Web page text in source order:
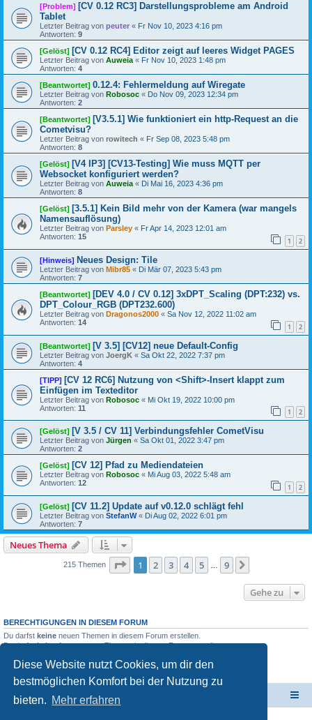
Diese Website nutzt Cookies, um dir den
bestmöglichen Komfort bei der Nutzung zu
bieten. Mehr erfahren
[Problem] [CV 0.12 RC3] Darstellungsprobleme am Android
Tablet
Letzter Beitrag von peuter « Fr Nov 10, 2023 4:16 pm
Antworten: 9
[Gelöst] [CV 0.12 RC4] Editor zeigt auf leeres Widget PAGES
Letzter Beitrag von Auweia« Fr Nov 10, 2023 1:48 pm
Antworten: 4
[Beantwortet] 0.12.4: Fehlermeldung auf Wiregate
Letzter Beitrag von Robosoc « Do Nov 09, 2023 12:34 pm
Antworten: 2
[Beantwortet] [V3.5.1] Wie funktioniert ein http-Request an die
Cometvisu?
Letzter Beitrag von rowitech « Fr Sep 08, 2023 5:48 pm
Antworten: 8
[Gelöst] [V4 IP3] [CV13-Testing] Wie muss MQTT per
Websocket konfiguriert werden?
Letzter Beitrag von Auweia« Di Mai 16, 2023 4:36 pm
Antworten: 8
[Gelöst] [3.5.1] Kein Bild mehr von der Kamera (war mangels
Namensauflösung)
Letzter Beitrag von Parsley « Fr Apr 14, 2023 12:01 am
Antworten: 15 1 2
[Hinweis] Neues Design: Tile
Letzter Beitrag von Mibr85 « Di Mär 07, 2023 5:43 pm
Antworten: 7
[Beantwortet] [DEV 4.0 / CV 0.12] 3xDPT_Scaling (DPT:232) vs.
DPT_Colour_RGB (DPT232.600)
Letzter Beitrag von Dragonos2000 « Sa Nov 12, 2022 11:02 am
Antworten: 14 1 2
[Beantwortet] [V 3.5] [CV12] neue Default-Config
Letzter Beitrag von JoergK « Sa Okt 22, 2022 7:37 pm
Antworten: 4
[TIPP] [CV 12 RC6] Nutzung von <Shift>-Insert klappt zum
Einfügen im Texteditor
Letzter Beitrag von Robosoc « Mi Okt 19, 2022 10:00 pm
Antworten: 11 1 2
[Gelöst] [V 3.5 / CV 11] Verbindungsfehler CometVisu
Letzter Beitrag von Jürgen « Sa Okt 01, 2022 3:47 pm
Antworten: 2
[Gelöst] [CV 12] Pfad zu Mediendateien
Letzter Beitrag von Robosoc « Mi Aug 03, 2022 5:48 am
Antworten: 12 1 2
[Gelöst] [CV 11.2] Update auf v0.12.0 schlägt fehl
Letzter Beitrag von StefanW« Di Aug 02, 2022 6:01 pm
Antworten: 7
Neues Thema
215 Themen Seite 1von
1 2 3 4 5 9
Gehe zu
BERECHTIGUNGEN IN DIESEM FORUM
Du darfst keine neuen Themen in diesem Forum erstellen.
Du darfstkeineAntworten zu Themen in diesem Forum erstellen.
Du darfst deine Beiträge in diesem Forumnicht löschen.
ElabNET Technik Forum Übersicht über forum.timberwolf.io